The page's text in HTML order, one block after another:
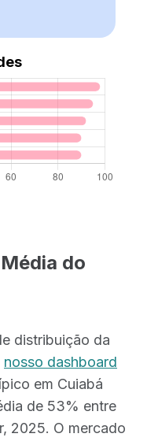
do
distribuição da
nosso dashboard
em Cuiabá
de 53% entre
2025. O mercado